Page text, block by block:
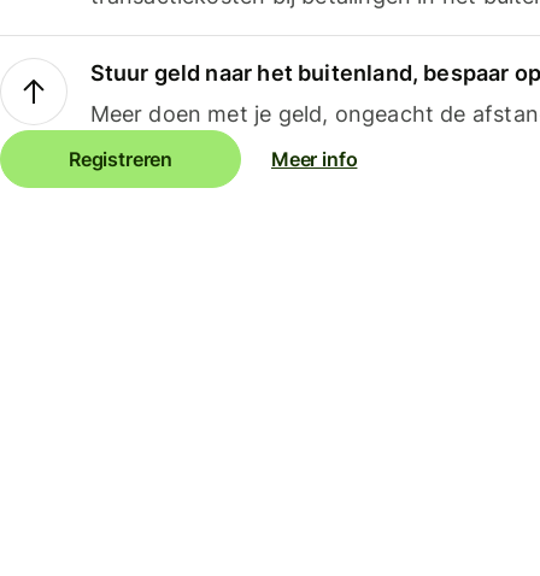
Stuur geld naar het buitenland, bespaar
Meer doen met je geld, ongeacht de
Registreren Meer info